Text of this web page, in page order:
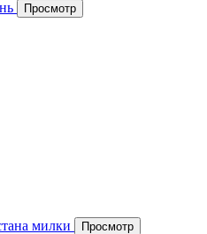
Просмотр
Просмотр